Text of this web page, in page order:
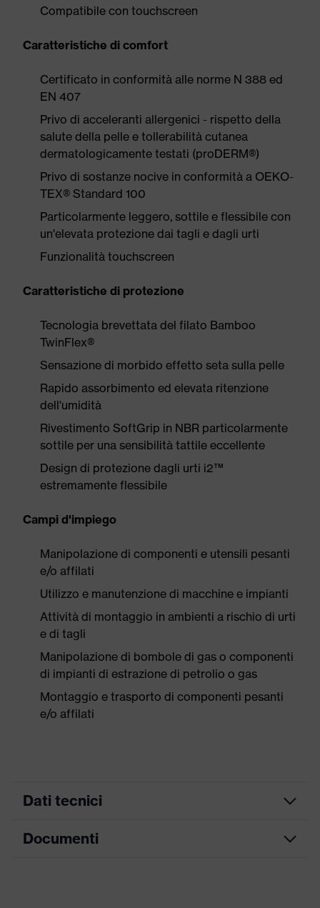
Compatibile con touchscreen
Caratteristiche di comfort
Certificato in conformità alle norme N 388 ed
EN 407
Privo di acceleranti allergenici - rispetto della
salute della pelle e tollerabilità cutanea
dermatologicamente testati (proDERM®)
Privo di sostanze nocive in conformità a OEKO-
TEX® Standard 100
Particolarmente leggero, sottile e flessibile con
un'elevata protezione dai tagli e dagli urti
Funzionalità touchscreen
Caratteristiche di protezione
Tecnologia brevettata del filato Bamboo
TwinFlex®
Sensazione di morbido effetto seta sulla pelle
Rapido assorbimento ed elevata ritenzione
dell'umidità
Rivestimento SoftGrip in NBR particolarmente
sottile per una sensibilità tattile eccellente
Design di protezione dagli urti i2™
estremamente flessibile
Campi d'impiego
Manipolazione di componenti e utensili pesanti
e/o affilati
Utilizzo e manutenzione di macchine e impianti
Attività di montaggio in ambienti a rischio di urti
e di tagli
Manipolazione di bombole di gas o componenti
di impianti di estrazione di petrolio o gas
Montaggio e trasporto di componenti pesanti
e/o affilati
Dati tecnici
ricerca colore
Documenti